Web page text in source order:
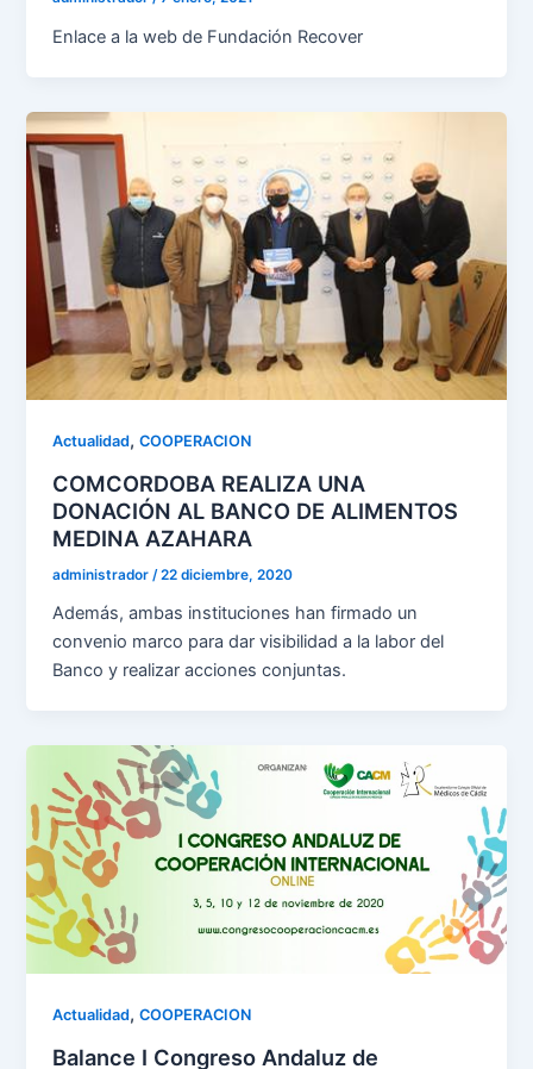
Enlace a la web de Fundación Recover
Actualidad,COOPERACION
COMCORDOBA REALIZA UNA
DONACIÓN AL BANCO DE ALIMENTOS
MEDINA AZAHARA
administrador /22 diciembre, 2020
Además, ambas instituciones han firmado un
convenio marco para dar visibilidad a la labor del
Banco y realizar acciones conjuntas.
Actualidad,COOPERACION
Balance I Congreso Andaluz de